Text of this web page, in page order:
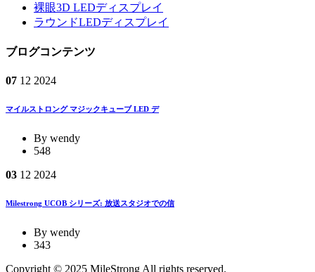
裸眼3D LEDディスプレイ
ラウンドLEDディスプレイ
ブログコンテンツ
07 12 2024
マイルストロング マジックキューブ LED デ
By wendy
548
03 12 2024
Milestrong UCOB シリーズ: 放送スタジオでの信
By wendy
343
Copyright © 2025 MileStrong All rights reserved.